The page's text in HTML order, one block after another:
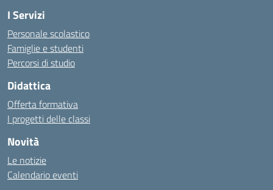
I Servizi
Personale scolastico
Famiglie e studenti
Percorsi di studio
Didattica
Offerta formativa
I progetti delle classi
Novità
Le notizie
Calendario eventi